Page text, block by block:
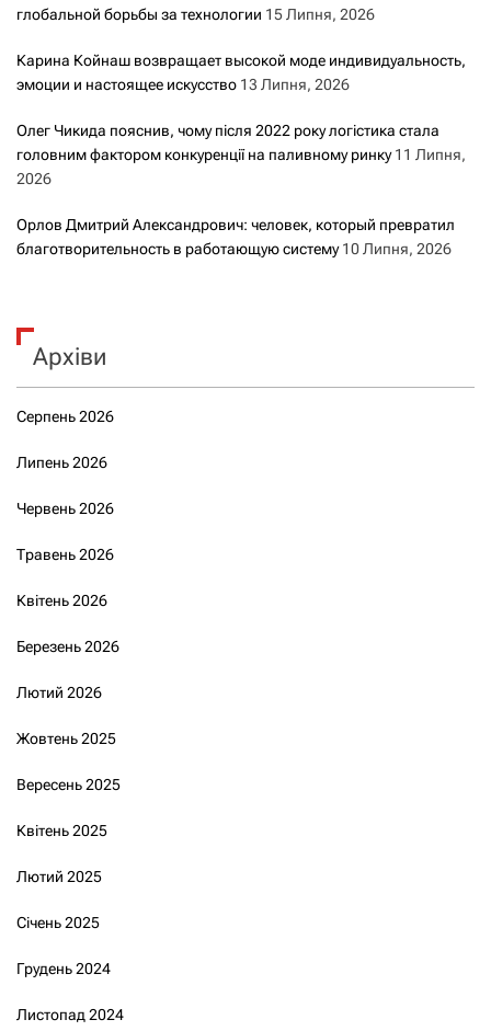
глобальной борьбы за технологии 15 Липня, 2026
Карина Койнаш возвращает высокой моде индивидуальность,
эмоции и настоящее искусство 13 Липня, 2026
Олег Чикида пояснив, чому після 2022 року логістика стала
головним фактором конкуренції на паливному ринку 11 Липня,
2026
Орлов Дмитрий Александрович: человек, который превратил
благотворительность в работающую систему 10 Липня, 2026
Архіви
Серпень 2026
Липень 2026
Червень 2026
Травень 2026
Квітень 2026
Березень 2026
Лютий 2026
Жовтень 2025
Вересень 2025
Квітень 2025
Лютий 2025
Січень 2025
Грудень 2024
Листопад 2024